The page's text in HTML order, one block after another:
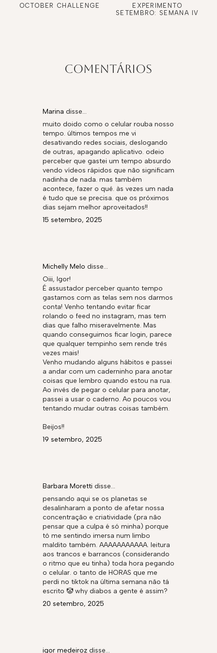
OCTOBER CHALLENGE
EXPERIMENTO
SETEMBRO: SEMANA IV
COMENTÁRIOS
Marina disse…
muito doido como o celular rouba nosso
tempo. últimos tempos me vi
desativando redes sociais, deslogando
de outras, apagando aplicativo. odeio
perceber que gastei um tempo absurdo
vendo vídeos rápidos que não significam
nadinha de nada. mas também
acontece, fazer o quê. às vezes um nada
é tudo que se precisa. que os próximos
dias sejam melhor aproveitados!!
15 setembro, 2025
Michelly Melo disse…
Oiii, Igor!
É assustador perceber quanto tempo
gastamos com as telas sem nos darmos
conta! Venho tentando evitar ficar
rolando o feed no instagram, mas tem
dias que falho miseravelmente. Mas
quando conseguimos ficar login, parece
que qualquer tempinho sem rende três
vezes mais!
Venho mudando alguns hábitos e passei
a andar com um caderninho para anotar
coisas que lembro quando estou na rua.
Ao invés de pegar o celular para anotar,
passei a usar o caderno. Ao poucos vou
tentando mudar outras coisas também.
Beijos!!
19 setembro, 2025
Barbara Moretti disse…
pensando aqui se os planetas se
desalinharam a ponto de afetar nossa
concentração e criatividade (pra não
pensar que a culpa é só minha) porque
tô me sentindo imersa num limbo
maldito também. AAAAAAAAAAA. leitura
aos trancos e barrancos (considerando
o ritmo que eu tinha) toda hora pegando
o celular. o tanto de HORAS que me
perdi no tiktok na última semana não tá
escrito 🤡 why diabos a gente é assim?
20 setembro, 2025
igor medeirozdisse…